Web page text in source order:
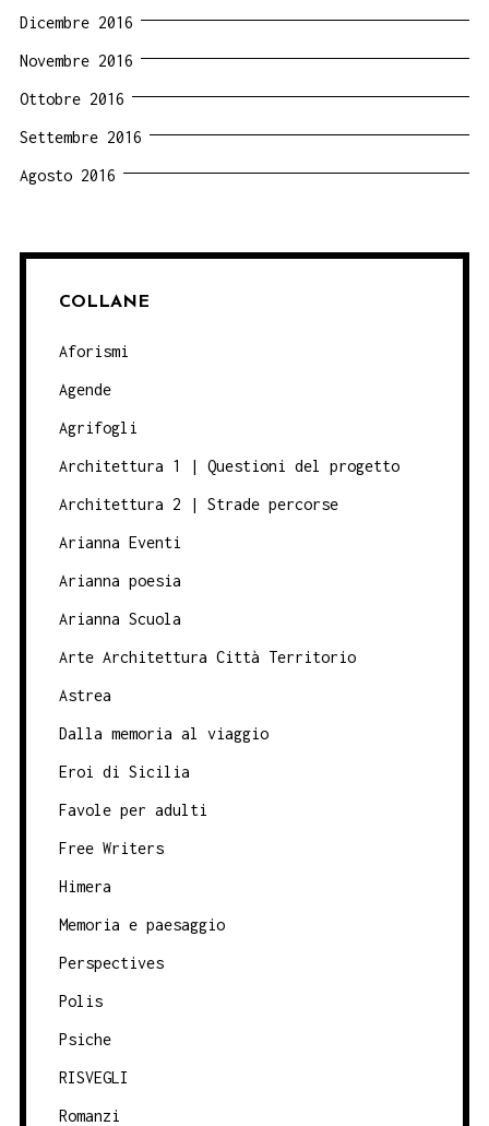
Dicembre 2016
Novembre 2016
Ottobre 2016
Settembre 2016
Agosto 2016
COLLANE
Aforismi
Agende
Agrifogli
Architettura 1 | Questioni del progetto
Architettura 2 | Strade percorse
Arianna Eventi
Arianna poesia
Arianna Scuola
Arte Architettura Città Territorio
Astrea
Dalla memoria al viaggio
Eroi di Sicilia
Favole per adulti
Free Writers
Himera
Memoria e paesaggio
Perspectives
Polis
Psiche
RISVEGLI
Romanzi